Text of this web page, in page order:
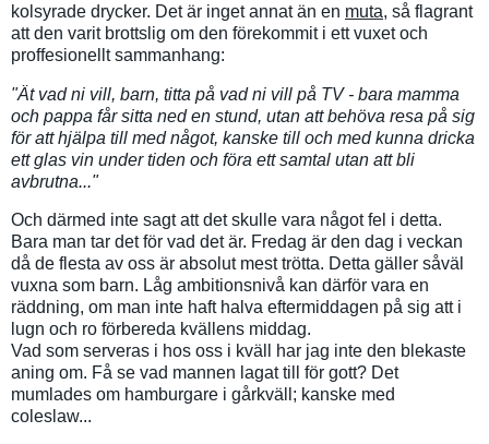
kolsyrade drycker. Det är inget annat än en muta, så flagrant
att den varit brottslig om den förekommit i ett vuxet och
proffesionellt sammanhang:
"Ät vad ni vill, barn, titta på vad ni vill på TV - bara mamma
och pappa får sitta ned en stund, utan att behöva resa på sig
för att hjälpa till med något, kanske till och med kunna dricka
ett glas vin under tiden och föra ett samtal utan att bli
avbrutna..."
Och därmed inte sagt att det skulle vara något fel i detta.
Bara man tar det för vad det är. Fredag är den dag i veckan
då de flesta av oss är absolut mest trötta. Detta gäller såväl
vuxna som barn. Låg ambitionsnivå kan därför vara en
räddning, om man inte haft halva eftermiddagen på sig att i
lugn och ro förbereda kvällens middag.
Vad som serveras i hos oss i kväll har jag inte den blekaste
aning om. Få se vad mannen lagat till för gott? Det
mumlades om hamburgare i gårkväll; kanske med
coleslaw...